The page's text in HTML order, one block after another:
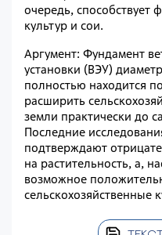
очередь, способствует
культур и сои.
Аргумент: Фундамент
установки (ВЭУ)
полностью находится
расширить
земли практически до
Последние
подтверждают
на растительность, а,
возможное
сельскохозяйственные